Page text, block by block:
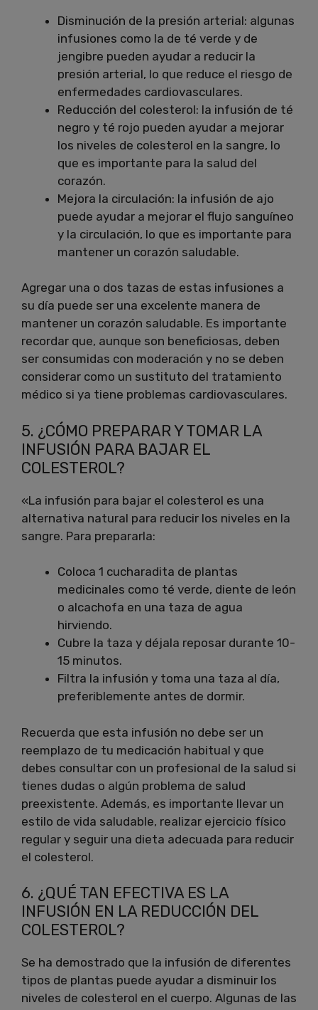
Disminución de la presión arterial: algunas
infusiones como la de té verde y de
jengibre pueden ayudar a reducir la
presión arterial, lo que reduce el riesgo de
enfermedades cardiovasculares.
Reducción del colesterol: la infusión de té
negro y té rojo pueden ayudar a mejorar
los niveles de colesterol en la sangre, lo
que es importante para la salud del
corazón.
Mejora la circulación: la infusión de ajo
puede ayudar a mejorar el flujo sanguíneo
y la circulación, lo que es importante para
mantener un corazón saludable.
Agregar una o dos tazas de estas infusiones a
su día puede ser una excelente manera de
mantener un corazón saludable. Es importante
recordar que, aunque son beneficiosas, deben
ser consumidas con moderación y no se deben
considerar como un sustituto del tratamiento
médico si ya tiene problemas cardiovasculares.
5. ¿CÓMO PREPARAR Y TOMAR LA
INFUSIÓN PARA BAJAR EL
COLESTEROL?
«La infusión para bajar el colesterol es una
alternativa natural para reducir los niveles en la
sangre. Para prepararla:
Coloca 1 cucharadita de plantas
medicinales como té verde, diente de león
o alcachofa en una taza de agua
hirviendo.
Cubre la taza y déjala reposar durante 10-
15 minutos.
Filtra la infusión y toma una taza al día,
preferiblemente antes de dormir.
Recuerda que esta infusión no debe ser un
reemplazo de tu medicación habitual y que
debes consultar con un profesional de la salud si
tienes dudas o algún problema de salud
preexistente. Además, es importante llevar un
estilo de vida saludable, realizar ejercicio físico
regular y seguir una dieta adecuada para reducir
el colesterol.
6. ¿QUÉ TAN EFECTIVA ES LA
INFUSIÓN EN LA REDUCCIÓN DEL
COLESTEROL?
Se ha demostrado que la infusión de diferentes
tipos de plantas puede ayudar a disminuir los
niveles de colesterol en el cuerpo. Algunas de las